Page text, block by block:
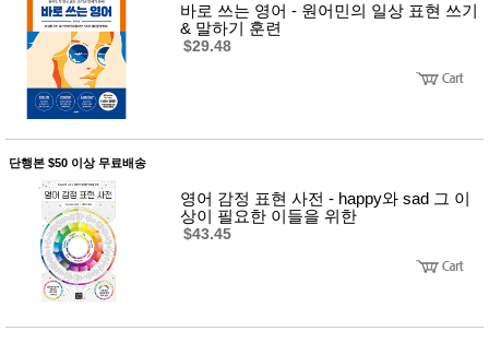
바로 쓰는 영어 - 원어민의 일상 표현 쓰기
& 말하기 훈련
$29.48
단행본 $50 이상 무료배송
영어 감정 표현 사전 - happy와 sad 그 이
상이 필요한 이들을 위한
$43.45